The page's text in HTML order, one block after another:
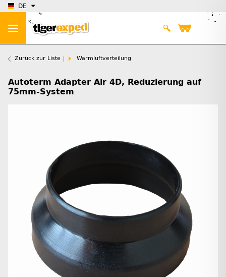
DE
Zurück zur Liste Warmluftverteilung
Autoterm Adapter Air 4D, Reduzierung auf
75mm-System